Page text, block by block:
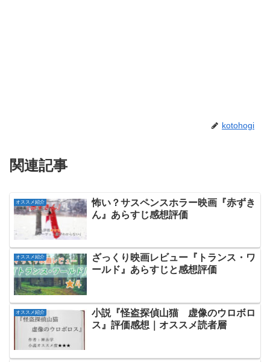
kotohogi
関連記事
オススメ紹介
怖い？サスペンスホラー映画『赤ずき
ん』あらすじ感想評価
オススメ紹介
ざっくり映画レビュー『トランス・ワ
ールド』あらすじと感想評価
オススメ紹介
小説『怪盗探偵山猫 虚像のウロボロ
ス』評価感想｜オススメ読者層